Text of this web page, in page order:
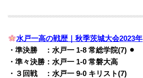
水戸一高の戦歴｜秋季茨城大会2023年
・準決勝 ：水戸一 1-8 常総学院(7) ⚫︎
・準々決勝：水戸一 1-0 常磐大高
・３回戦 ：水戸一 9-0 キリスト(7)